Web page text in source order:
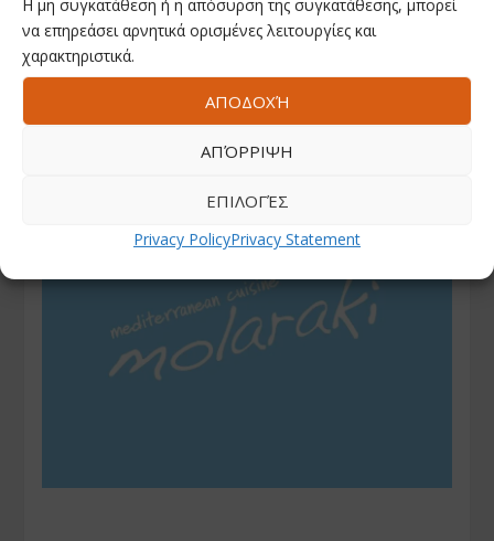
Η μη συγκατάθεση ή η απόσυρση της συγκατάθεσης, μπορεί
να επηρεάσει αρνητικά ορισμένες λειτουργίες και
χαρακτηριστικά.
ΑΠΟΔΟΧΉ
ΑΠΌΡΡΙΨΗ
ΕΠΙΛΟΓΈΣ
Privacy PolicyPrivacy Statement